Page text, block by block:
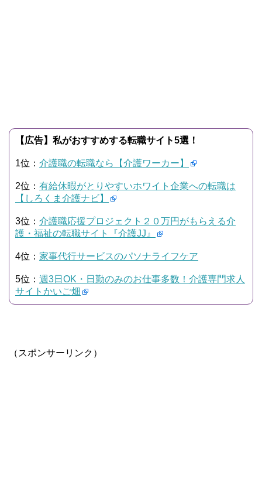
【広告】私がおすすめする転職サイト5選！
1位： 介護職の転職なら【介護ワーカー】
2位： 有給休暇がとりやすいホワイト企業への転職は
【しろくま介護ナビ】
3位： 介護職応援プロジェクト２０万円がもらえる介
護・福祉の転職サイト『介護JJ』
4位： 家事代行サービスのパソナライフケア
5位： 週3日OK・日勤のみのお仕事多数！介護専門求人
サイトかいご畑
（スポンサーリンク）